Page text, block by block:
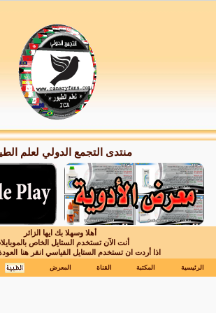
منتدى التجمع الدولي لعلم
أهلا وسهلا بك ايها الزائر
أنت الآن تستخدم الستايل الخاص
اذا أردت ان تستخدم الستايل القياسي انقر هنا
الرئيسية المكتبة القناة المعرض